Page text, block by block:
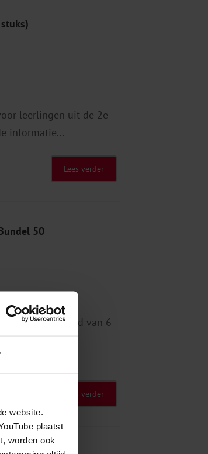
website.
plaatst
worden ook
leerlingen uit de 2e
informatie...
Lees verder
50
rokenwedstrijd van 6
Lees verder